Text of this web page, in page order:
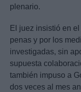
plenario.
El juez insistió en el
penas y por los
investigadas, sin
supuesta
también impuso a
dos veces al mes